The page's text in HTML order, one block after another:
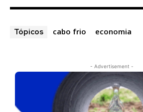
Tópicos cabo frio economia
- Advertisement -